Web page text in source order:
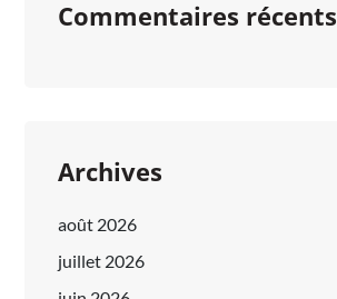
Commentaires récents
Archives
août 2026
juillet 2026